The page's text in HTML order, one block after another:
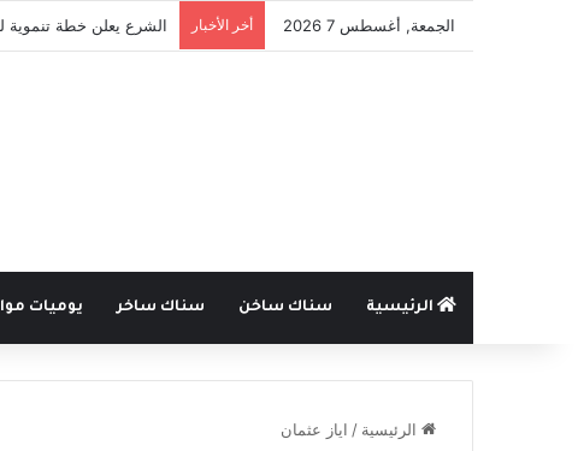
الجمعة, أغسطس 7 2026 أخر الأخبار الشرع يعلن خطة تنموية
الرئيسية سناك ساخن سناك ساخر يوميات
الرئيسية / اياز عثمان